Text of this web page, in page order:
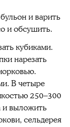
и варить
и обсушить.
кубиками.
нарезать
В четыре
250–300
и выложить
сельдерея